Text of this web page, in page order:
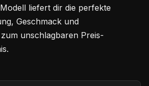
liefert dir die perfekte
Geschmack und
unschlagbaren Preis-